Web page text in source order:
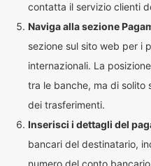
contatta il servizio clienti
Naviga alla sezione
sezione sul sito web per i
internazionali. La
tra le banche, ma di solito
dei trasferimenti.
Inserisci i dettagli del
bancari del destinatario,
numero del conto